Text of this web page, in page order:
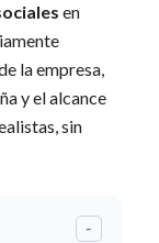
en
la empresa,
y el alcance
sin
-